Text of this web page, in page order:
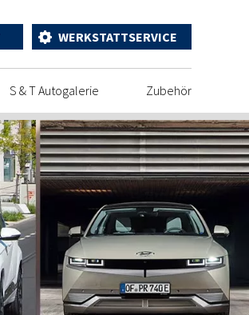
WERKSTATTSERVICE
S & T Autogalerie Zubehör